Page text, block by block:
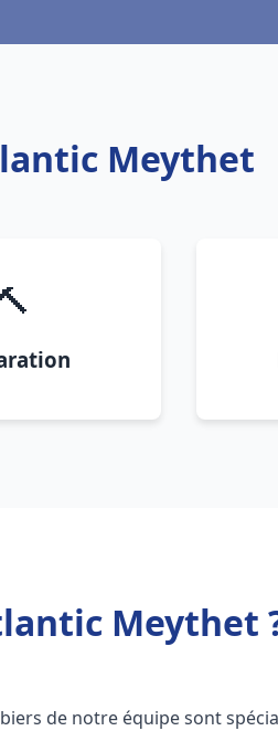
Meythet
Meythet
de notre équipe sont